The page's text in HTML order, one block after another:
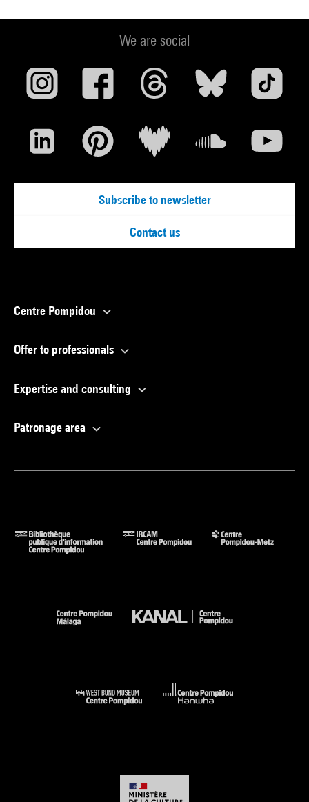
We are social
Subscribe to newsletter
Contact us
Centre Pompidou
Offer to professionals
Expertise and consulting
Patronage area